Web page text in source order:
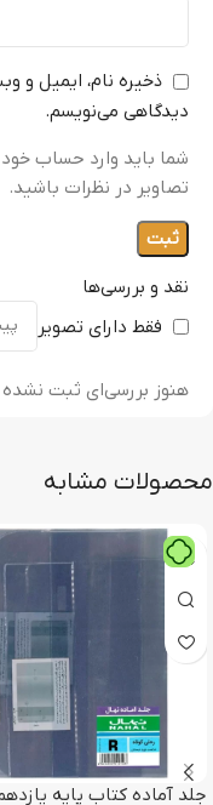
نقد و بررسی‌ها
فقط دارای تصویر
هنوز بررسی‌ای ثبت
ذخیره نام، ایمیل و
دیدگاهی می‌نویسم.
شما باید وارد حساب
تصاویر در نظرات باشید.
محصولات مشابه
جلد آماده کتاب پایه